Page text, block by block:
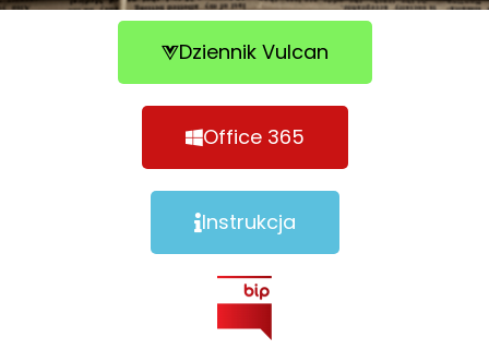
Dziennik Vulcan
Office 365
Instrukcja